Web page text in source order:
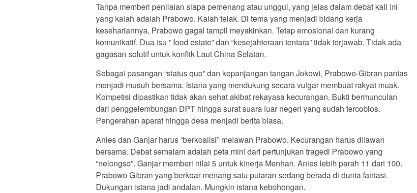
Tanpa memberi penilaian siapa pemenang atau unggul, yang jelas dalam debat kali ini
yang kalah adalah Prabowo. Kalah telak. Di tema yang menjadi bidang kerja
kesehariannya, Prabowo gagal tampil meyakinkan. Tetap emosional dan kurang
komunikatif. Dua isu ” food estate” dan “kesejahteraan tentara” tidak terjawab. Tidak ada
gagasan solutif untuk konflik Laut China Selatan.
Sebagai pasangan “status quo” dan kepanjangan tangan Jokowi, Prabowo-Gibran pantas
menjadi musuh bersama. Istana yang mendukung secara vulgar membuat rakyat muak.
Kompetisi dipastikan tidak akan sehat akibat rekayasa kecurangan. Bukti bermunculan
dari penggelembungan DPT hingga surat suara luar negeri yang sudah tercoblos.
Pengerahan aparat hingga desa menjadi berita biasa.
Anies dan Ganjar harus “berkoalisi” melawan Prabowo. Kecurangan harus dilawan
bersama. Debat semalam adalah peta mini dari pertunjukan tragedi Prabowo yang
“nelongso”. Ganjar memberi nilai 5 untuk kinerja Menhan. Anies lebih parah 11 dari 100.
Prabowo Gibran yang berkoar menang satu putaran sedang berada di dunia fantasi.
Dukungan istana jadi andalan. Mungkin istana kebohongan.